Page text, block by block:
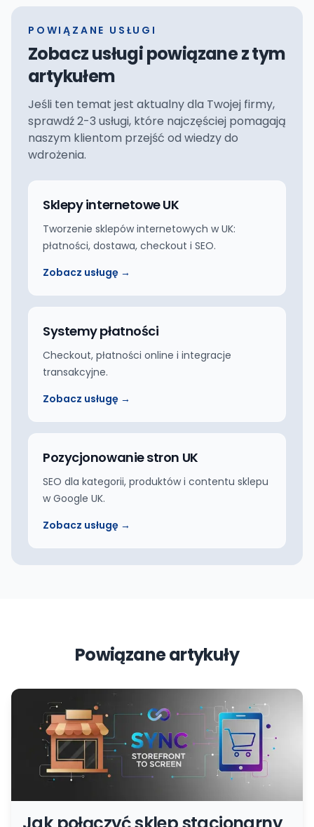
POWIĄZANE USŁUGI
Zobacz usługi powiązane z tym
artykułem
Jeśli ten temat jest aktualny dla Twojej firmy,
sprawdź 2-3 usługi, które najczęściej pomagają
naszym klientom przejść od wiedzy do
wdrożenia.
Sklepy internetowe UK
Tworzenie sklepów internetowych w UK:
płatności, dostawa, checkout i SEO.
Zobacz usługę →
Systemy płatności
Checkout, płatności online i integracje
transakcyjne.
Zobacz usługę →
Pozycjonowanie stron UK
SEO dla kategorii, produktów i contentu sklepu
w Google UK.
Zobacz usługę →
Powiązane artykuły